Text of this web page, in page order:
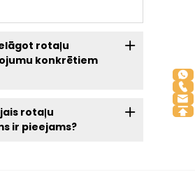
rotaļu
konkrētiem
rotaļu
ir pieejams?